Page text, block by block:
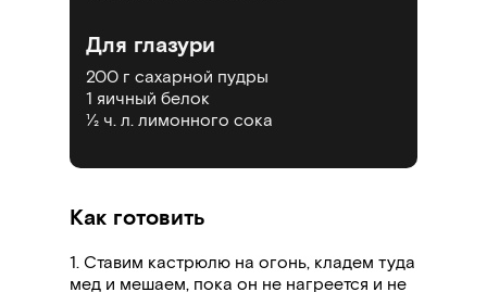
Для глазури
200 г сахарной пудры
1 яичный белок
½ ч. л. лимонного сока
Как готовить
1. Ставим кастрюлю на огонь, кладем туда
мед и мешаем, пока он не нагреется и не